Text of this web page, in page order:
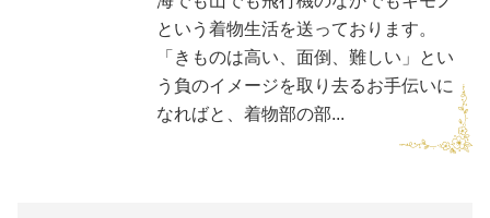
という着物生活を送っております。
「きものは高い、面倒、難しい」とい
う負のイメージを取り去るお手伝いに
なればと、着物部の部...